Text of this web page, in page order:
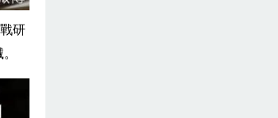
研